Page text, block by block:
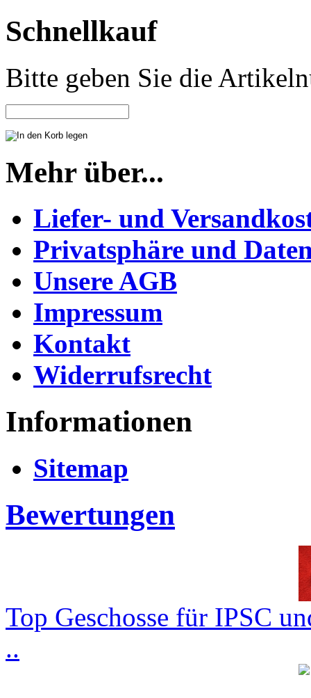
Schnellkauf
Bitte geben Sie die
Mehr über...
Liefer- und
Privatsphäre und
Unsere AGB
Impressum
Kontakt
Widerrufsrecht
Informationen
Sitemap
Bewertungen
Top Geschosse für IPSC
..